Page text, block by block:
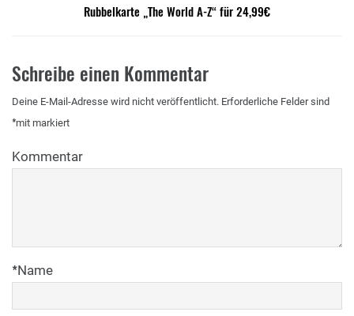
Rubbelkarte „The World A-Z“ für 24,99€
Schreibe einen Kommentar
Deine E-Mail-Adresse wird nicht veröffentlicht. Erforderliche Felder sind
mit
* markiert
Kommentar
Name
*